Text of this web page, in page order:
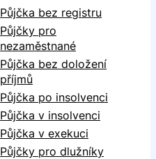
Půjčka bez registru
Půjčky pro
nezaměstnané
Půjčka bez doložení
příjmů
Půjčka po insolvenci
Půjčka v insolvenci
Půjčka v exekuci
Půjčky pro dlužníky